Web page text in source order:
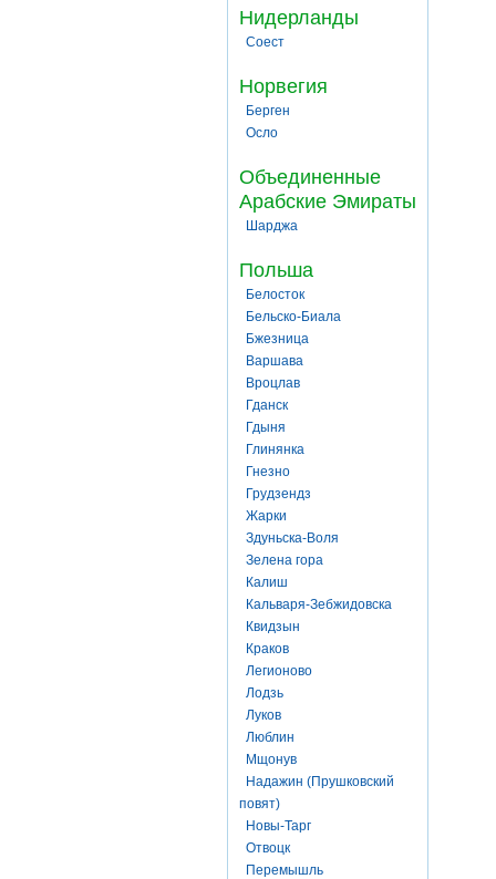
Нидерланды
Соест
Норвегия
Берген
Осло
Объединенные
Арабские Эмираты
Шарджа
Польша
Белосток
Бельско-Биала
Бжезница
Варшава
Вроцлав
Гданск
Гдыня
Глинянка
Гнезно
Грудзендз
Жарки
Здуньска-Воля
Зелена гора
Калиш
Кальваря-Зебжидовска
Квидзын
Краков
Легионово
Лодзь
Луков
Люблин
Мщонув
Надажин (Прушковский
повят)
Новы-Тарг
Отвоцк
Перемышль